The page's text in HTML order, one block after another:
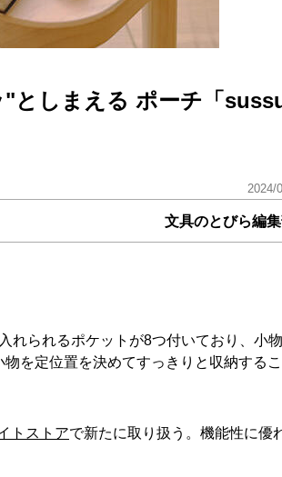
"としまえる ポーチ「
2024/
文具のとびら編
れられるポケットが8つ付いており、小物
物を定位置を決めてすっきりと収納する
トストアで新たに取り扱う。機能性に優